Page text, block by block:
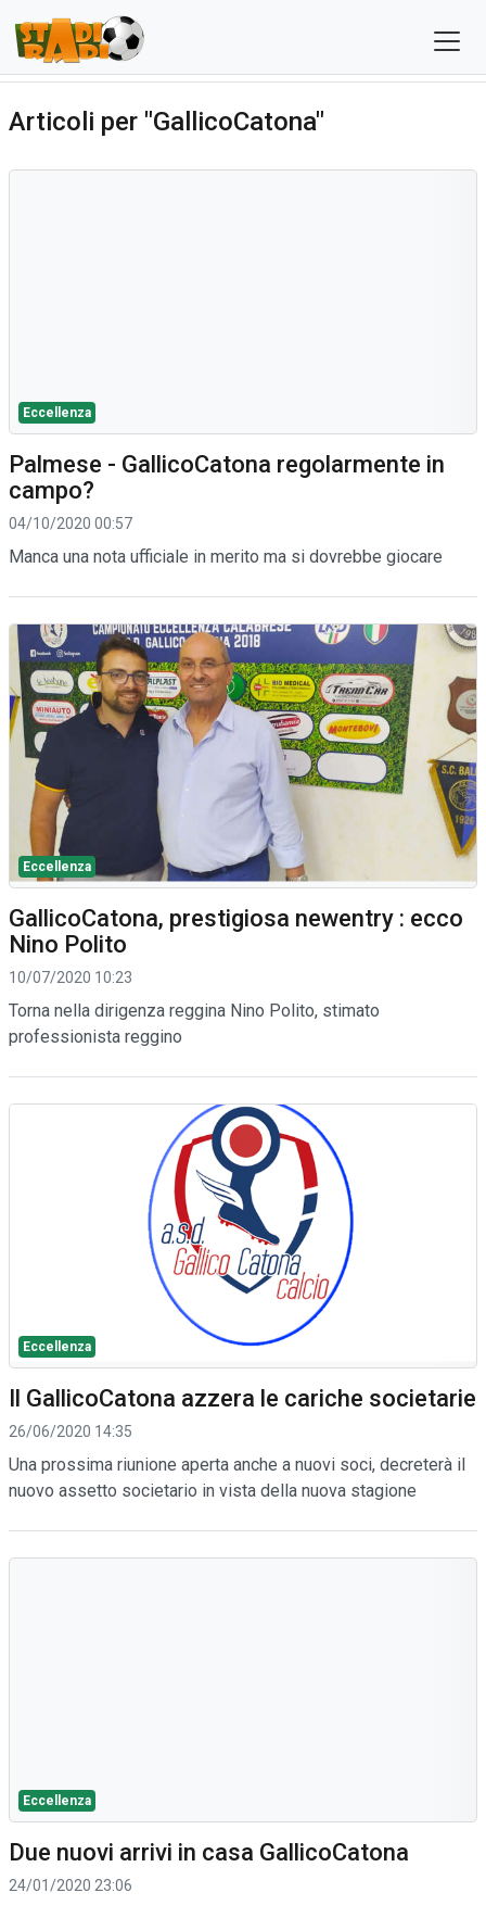
Articoli per "GallicoCatona"
Eccellenza
Palmese - GallicoCatona regolarmente in
campo?
04/10/2020 00:57
Manca una nota ufficiale in merito ma si dovrebbe giocare
Eccellenza
GallicoCatona, prestigiosa newentry : ecco
Nino Polito
10/07/2020 10:23
Torna nella dirigenza reggina Nino Polito, stimato
professionista reggino
Eccellenza
Il GallicoCatona azzera le cariche societarie
26/06/2020 14:35
Una prossima riunione aperta anche a nuovi soci, decreterà il
nuovo assetto societario in vista della nuova stagione
Eccellenza
Due nuovi arrivi in casa GallicoCatona
24/01/2020 23:06